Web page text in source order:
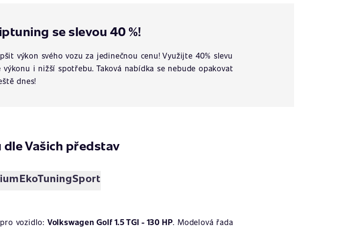
se slevou 40 %!
výkon svého vozu za jedinečnou cenu! Využijte 40% slevu
i nižší spotřebu. Taková nabídka se nebude opakovat
dnes!
Vašich představ
EkoTuningSport
pro vozidlo: Volkswagen Golf 1.5 TGI - 130 HP. Modelová řada